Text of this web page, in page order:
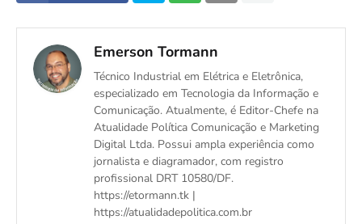
Emerson Tormann
Técnico Industrial em Elétrica e Eletrônica,
especializado em Tecnologia da Informação e
Comunicação. Atualmente, é Editor-Chefe na
Atualidade Política Comunicação e Marketing
Digital Ltda. Possui ampla experiência como
jornalista e diagramador, com registro
profissional DRT 10580/DF.
https://etormann.tk |
https://atualidadepolitica.com.br